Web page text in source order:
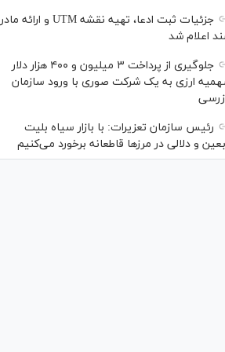
جزئیات ثبت ادعا، تهیه نقشه UTM و ارائه مادر
اعلام شد
جلوگیری از پرداخت ۳ میلیون و ۴۰۰ هزار دلار
ارزی به یک شرکت صوری با ورود سازمان
رئیس سازمان تعزیرات: با بازار سیاه بلیت
و دلالی در مرز‌ها قاطعانه برخورد می‌کنیم